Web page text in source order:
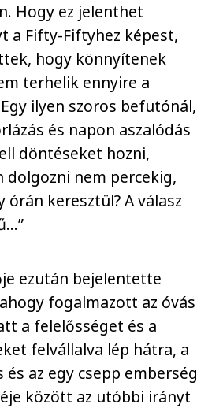
Hogy ez jelenthet
a Fifty-Fiftyhez képest,
hogy könnyítenek
terhelik ennyire a
ilyen szoros befutónál,
és napon aszalódás
döntéseket hozni,
dolgozni nem percekig,
órán keresztül? A válasz
ezután bejelentette
fogalmazott az óvás
a felelősséget és a
felvállalva lép hátra, a
az egy csepp emberség
között az utóbbi irányt